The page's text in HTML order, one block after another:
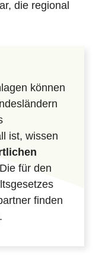
die regional
können
ist, wissen
für den
finden
.